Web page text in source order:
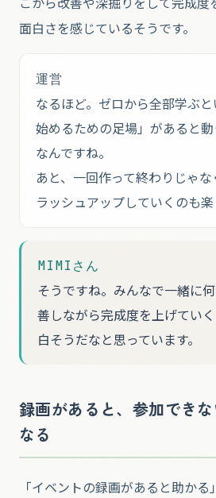
面白さを感じているそうです。
運営
なるほど。ゼロから全部学ぶ
始めるための足場」があると
なんですね。
あと、一回作って終わりじゃ
ラッシュアップしていくのも楽
MIMIさん
そうですね。みんなで一緒に
善しながら完成度を上げてい
白そうだなと思っています。
録画があると、参加でき
なる
「イベントの録画があると助かる